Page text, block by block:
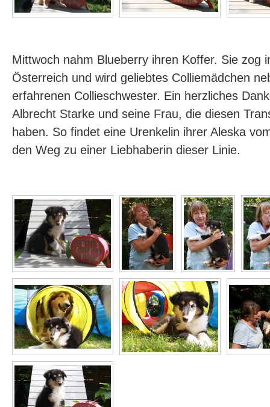
Mittwoch nahm Blueberry ihren Koffer. Sie zog
Österreich und wird geliebtes Colliemädchen
erfahrenen Collieschwester. Ein herzliches
Albrecht Starke und seine Frau, die diesen
haben. So findet eine Urenkelin ihrer Aleska
den Weg zu einer Liebhaberin dieser Linie.